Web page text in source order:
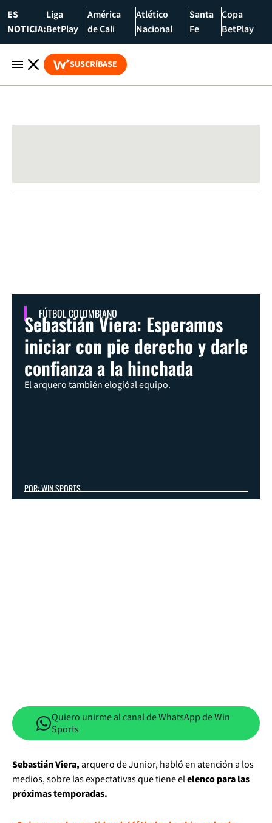
ES
NOTICIA:
Liga
BetPlay
América
de Cali
Atlético
Nacional
Santa
Fe
Copa
BetPlay
SUSCRÍBASE
FÚTBOL COLOMBIANO
Sebastián Viera: Esperamos
iniciar con pie derecho y darle
confianza a la hinchada
El arquero también elogióal equipo.
POR: WIN SPORTS
Quiero unirme al canal de WhatsApp de Win
Sports
Sebastián Viera,arquero de Junior, habló en atención a los
medios, sobre las expectativas que tiene elelenco para las
próximas temporadas.